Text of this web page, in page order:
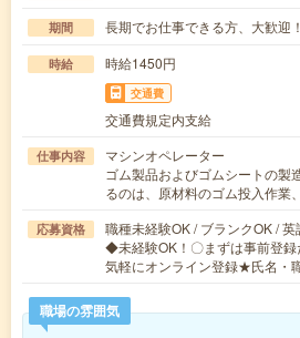
期間 長期でお仕事できる方、大歓迎！
時給 時給1450円
交通費
交通費規定内支給
仕事内容
マシンオペレーター
ゴム製品およびゴムシートの製
るのは、原材料のゴム投入作
応募資格
職種未経験OK / ブランクOK /
◆未経験OK！〇まずは事前登
気軽にオンライン登録★氏名・
職場の雰囲気